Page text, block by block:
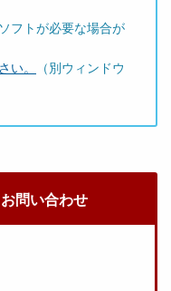
フトが必要な場合が
い。
（別ウィンドウ
問い合わせ